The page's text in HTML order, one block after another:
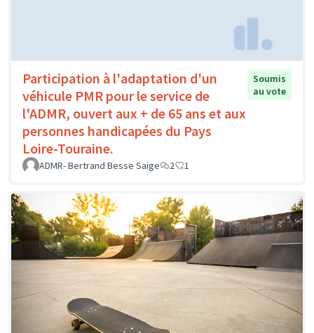
Participation à l'adaptation d'un
véhicule PMR pour le service de
l'ADMR, ouvert aux + de 65 ans et aux
personnes handicapées du Pays
Loire-Touraine.
Soumis
au vote
ADMR- Bertrand Besse Saige 2 1